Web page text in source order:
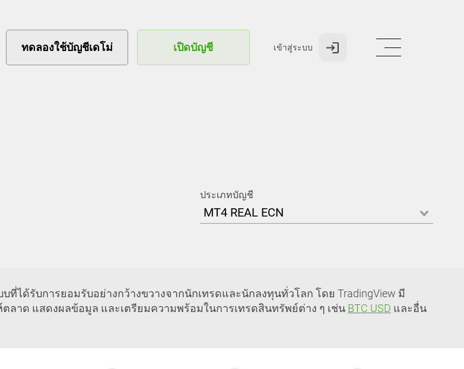
ทดลองใช้บัญชีเดโม่ เปิดบัญชี เข้าสู่ระบบ
ประเภทบัญชี
MT4 REAL ECN
บที่ได้รับการยอมรับอย่างกว้างขวางจากนักเทรดและนักลงทุนทั่วโลก โดย TradingView มี
ลาด แสดงผลข้อมูล และเตรียมความพร้อมในการเทรดสินทรัพย์ต่าง ๆ เช่น BTC USD และอื่น